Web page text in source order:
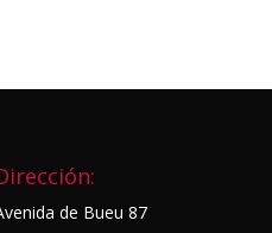
de Bueu 87